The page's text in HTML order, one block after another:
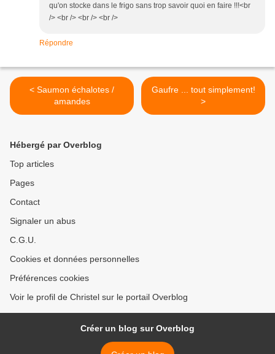
qu'on stocke dans le frigo sans trop savoir quoi en faire !!!<br
/> <br /> <br /> <br />
Répondre
< Saumon échalotes /
amandes
Gaufre ... tout simplement!
>
Hébergé par Overblog
Top articles
Pages
Contact
Signaler un abus
C.G.U.
Cookies et données personnelles
Préférences cookies
Voir le profil de Christel sur le portail Overblog
Créer un blog sur Overblog